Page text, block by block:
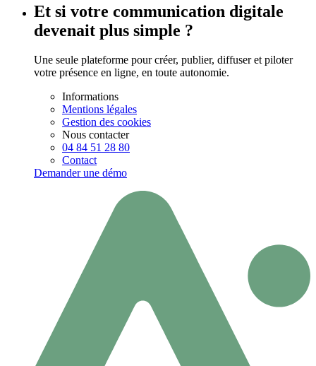
Et si votre communication digitale
devenait plus simple ?
Une seule plateforme pour créer, publier, diffuser et piloter
votre présence en ligne, en toute autonomie.
Informations
Mentions légales
Gestion des cookies
Nous contacter
04 84 51 28 80
Contact
Demander une démo